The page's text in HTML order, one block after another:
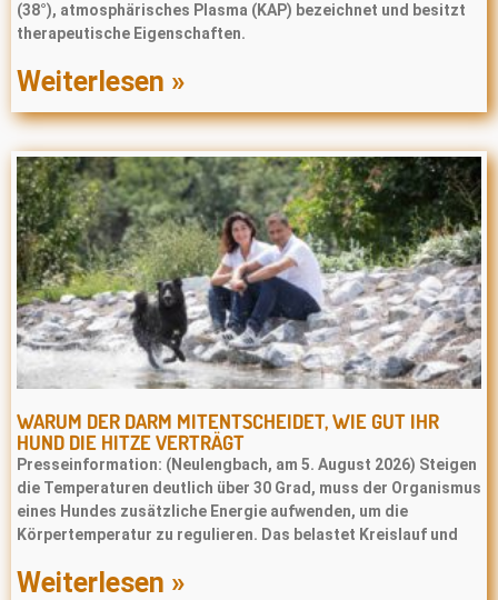
(38°), atmosphärisches Plasma (KAP) bezeichnet und besitzt
therapeutische Eigenschaften.
Weiterlesen »
WARUM DER DARM MITENTSCHEIDET, WIE GUT IHR
HUND DIE HITZE VERTRÄGT
Presseinformation: (Neulengbach, am 5. August 2026) Steigen
die Temperaturen deutlich über 30 Grad, muss der Organismus
eines Hundes zusätzliche Energie aufwenden, um die
Körpertemperatur zu regulieren. Das belastet Kreislauf und
Weiterlesen »